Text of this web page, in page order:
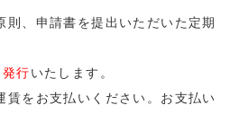
則、申請書を提出いただいた定期
行いたします。
賃をお支払いください。お支払い